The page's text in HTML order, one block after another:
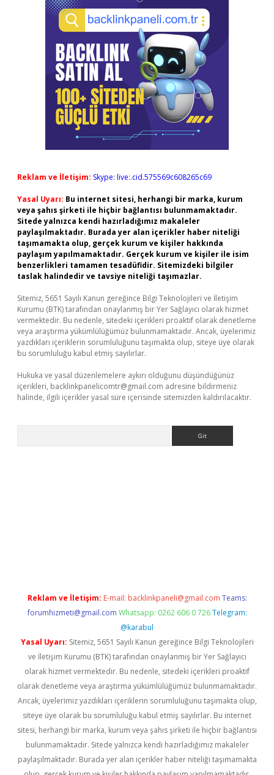
Reklam ve İletişim: Skype: live:.cid.575569c608265c69
Yasal Uyarı: Bu internet sitesi, herhangi bir marka, kurum
veya şahıs şirketi ile hiçbir bağlantısı bulunmamaktadır.
Sitede yalnızca kendi hazırladığımız makaleler
paylaşılmaktadır. Burada yer alan içerikler haber niteliği
taşımamakta olup, gerçek kurum ve kişiler hakkında
paylaşım yapılmamaktadır. Gerçek kurum ve kişiler ile isim
benzerlikleri tamamen tesadüfidir. Sitemizdeki bilgiler
taslak halindedir ve tavsiye niteliği taşımazlar.
Sitemiz, 5651 Sayılı Kanun gereğince Bilgi Teknolojileri ve İletişim
Kurumu (BTK) tarafından onaylanmış bir Yer Sağlayıcı olarak hizmet
vermektedir. Bu nedenle, sitedeki içerikleri proaktif olarak denetleme
veya araştırma yükümlülüğümüz bulunmamaktadır. Ancak, üyelerimiz
yazdıkları içeriklerin sorumluluğunu taşımakta olup, siteye üye olarak
bu sorumluluğu kabul etmiş sayılırlar.
Hukuka ve yasal düzenlemelere aykırı olduğunu düşündüğünüz
içerikleri, backlinkpanelicomtr@gmail.com adresine bildirmeniz
halinde, ilgili içerikler yasal süre içerisinde sitemizden kaldırılacaktır.
Reklam ve İletişim: E-mail: backlinkpaneli@gmail.com Teams:
forumhizmeti@gmail.com Whatsapp: 0262 606 0 726 Telegram:
@karabul
Yasal Uyarı: Sitemiz, 5651 Sayılı Kanun gereğince Bilgi Teknolojileri
ve İletişim Kurumu (BTK) tarafından onaylanmış bir Yer Sağlayıcı
olarak hizmet vermektedir. Bu nedenle, sitedeki içerikleri proaktif
olarak denetleme veya araştırma yükümlülüğümüz bulunmamaktadır.
Ancak, üyelerimiz yazdıkları içeriklerin sorumluluğunu taşımakta olup,
siteye üye olarak bu sorumluluğu kabul etmiş sayılırlar. Bu internet
sitesi, herhangi bir marka, kurum veya şahıs şirketi ile hiçbir bağlantısı
bulunmamaktadır. Sitede yalnızca kendi hazırladığımız makaleler
paylaşılmaktadır. Burada yer alan içerikler haber niteliği taşımamakta